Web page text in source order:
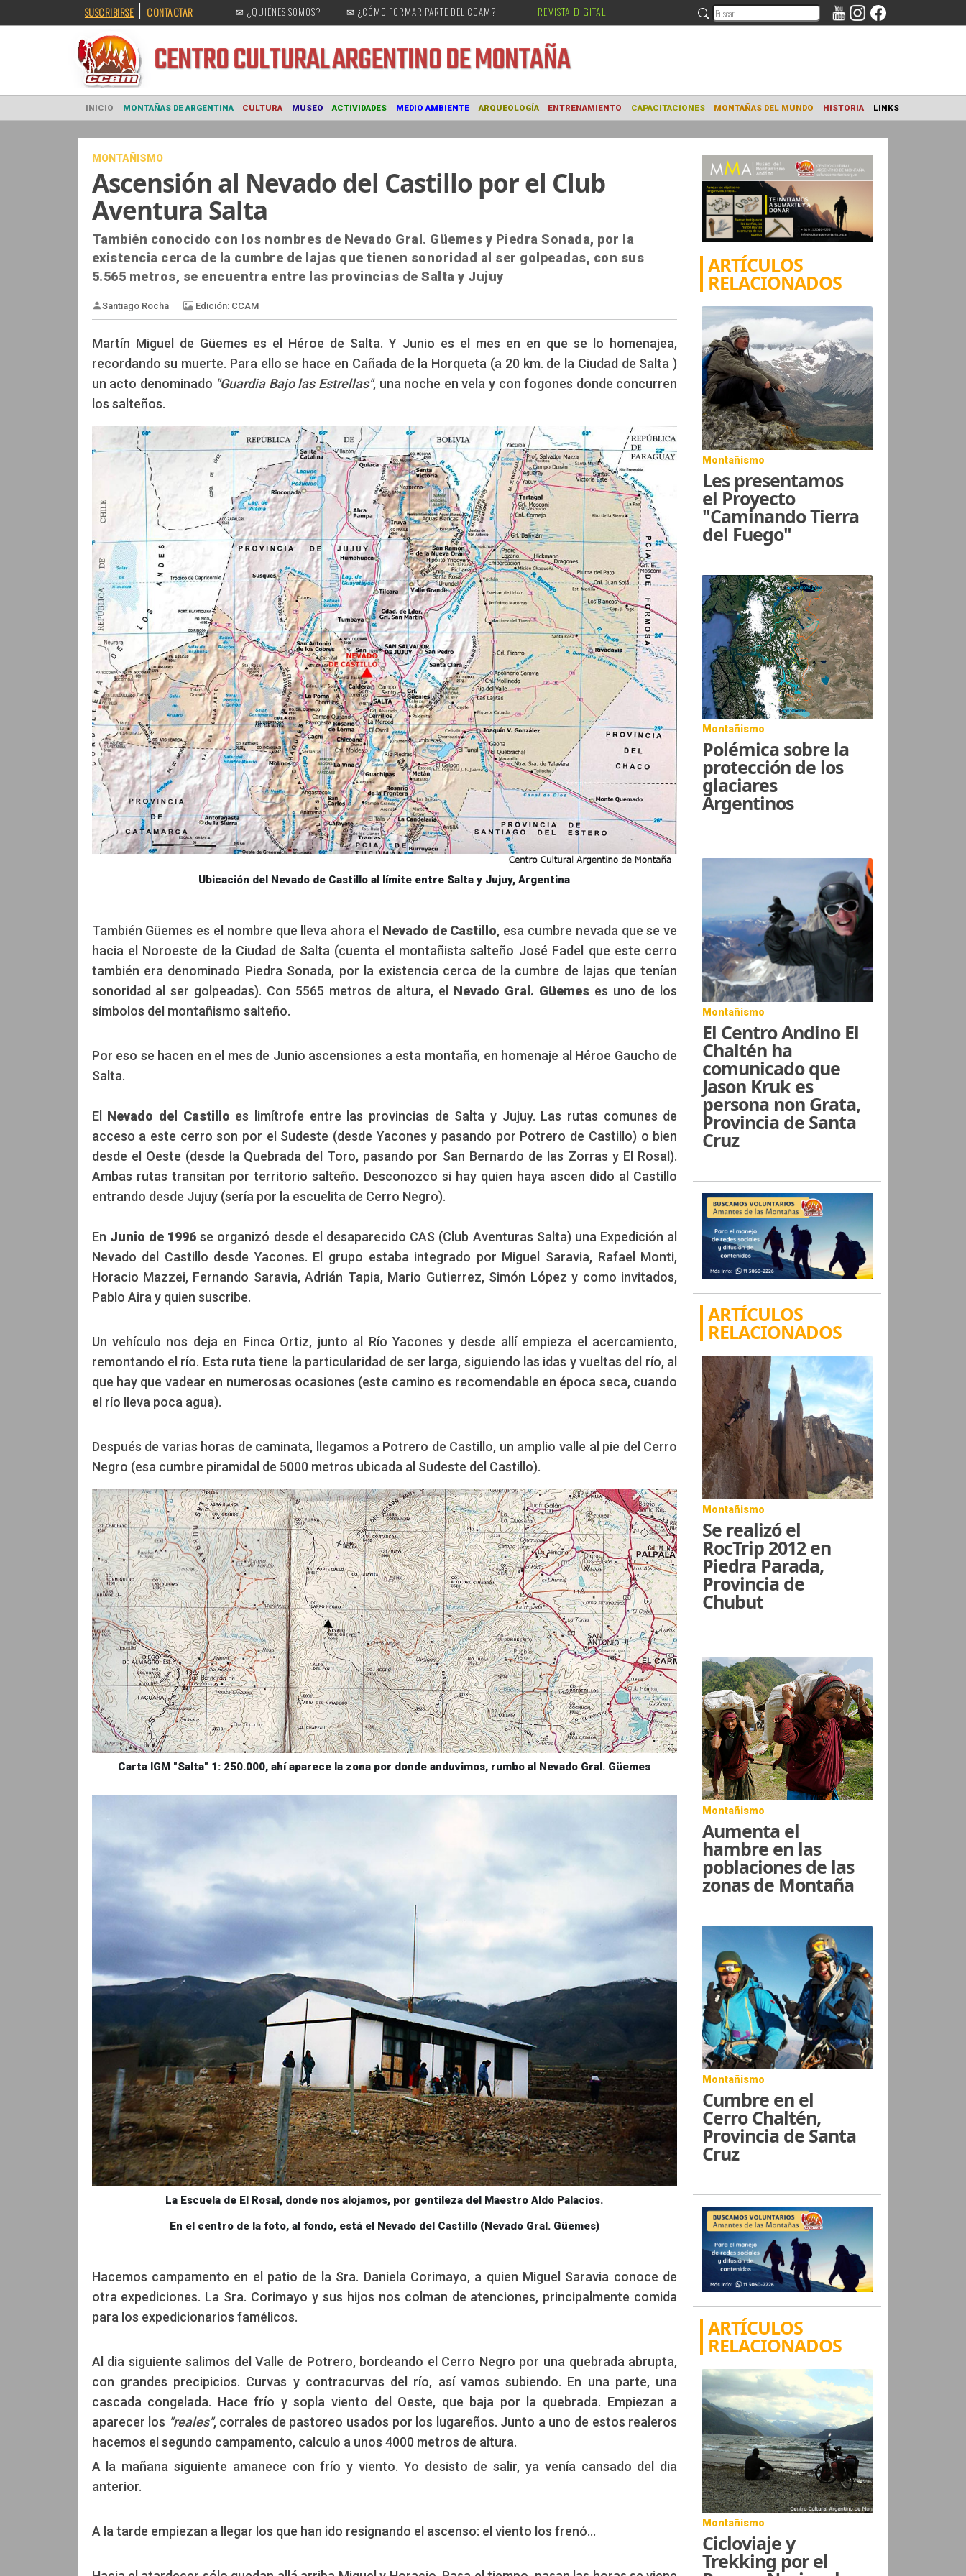
SUSCRIBIRSE | CONTACTAR ✉ ¿QUIÉNES SOMOS? ✉ ¿CÓMO FORMAR PARTE DEL CCAM? REVISTA DIGITAL
CENTRO CULTURALARGENTINO DE MONTAÑA
INICIO MONTAÑAS DE ARGENTINA CULTURA MUSEO ACTIVIDADES MEDIO AMBIENTE ARQUEOLOGÍA ENTRENAMIENTO CAPACITACIONES MONTAÑAS DEL MUNDO HISTORIA
MONTAÑISMO
Ascensión al Nevado del Castillo por el Club
Aventura Salta
También conocido con los nombres de Nevado Gral. Güemes y Piedra Sonada, por la
existencia cerca de la cumbre de lajas que tienen sonoridad al ser golpeadas, con sus
5.565 metros, se encuentra entre las provincias de Salta y Jujuy
Santiago Rocha Edición: CCAM
Martín Miguel de Güemes es el Héroe de Salta. Y Junio es el mes en en que se lo homenajea,
recordando su muerte. Para ello se hace en Cañada de la Horqueta (a 20 km. de la Ciudad de Salta )
un acto denominado "Guardia Bajo las Estrellas", una noche en vela y con fogones donde concurren
los salteños.
Ubicación del Nevado de Castillo al límite entre Salta y Jujuy, Argentina
También Güemes es el nombre que lleva ahora el Nevado de Castillo, esa cumbre nevada que se ve
hacia el Noroeste de la Ciudad de Salta (cuenta el montañista salteño José Fadel que este cerro
también era denominado Piedra Sonada, por la existencia cerca de la cumbre de lajas que tenían
sonoridad al ser golpeadas). Con 5565 metros de altura, el Nevado Gral. Güemes es uno de los
símbolos del montañismo salteño.
Por eso se hacen en el mes de Junio ascensiones a esta montaña, en homenaje al Héroe Gaucho de
Salta.
El Nevado del Castillo es limítrofe entre las provincias de Salta y Jujuy. Las rutas comunes de
acceso a este cerro son por el Sudeste (desde Yacones y pasando por Potrero de Castillo) o bien
desde el Oeste (desde la Quebrada del Toro, pasando por San Bernardo de las Zorras y El Rosal).
Ambas rutas transitan por territorio salteño. Desconozco si hay quien haya ascen dido al Castillo
entrando desde Jujuy (sería por la escuelita de Cerro Negro).
En Junio de 1996 se organizó desde el desaparecido CAS (Club Aventuras Salta) una Expedición al
Nevado del Castillo desde Yacones. El grupo estaba integrado por Miguel Saravia, Rafael Monti,
Horacio Mazzei, Fernando Saravia, Adrián Tapia, Mario Gutierrez, Simón López y como invitados,
Pablo Aira y quien suscribe.
Un vehículo nos deja en Finca Ortiz, junto al Río Yacones y desde allí empieza el acercamiento,
remontando el río. Esta ruta tiene la particularidad de ser larga, siguiendo las idas y vueltas del río, al
que hay que vadear en numerosas ocasiones (este camino es recomendable en época seca, cuando
el río lleva poca agua).
Después de varias horas de caminata, llegamos a Potrero de Castillo, un amplio valle al pie del Cerro
Negro (esa cumbre piramidal de 5000 metros ubicada al Sudeste del Castillo).
Carta IGM "Salta" 1: 250.000, ahí aparece la zona por donde anduvimos, rumbo al Nevado Gral. Güemes
La Escuela de El Rosal, donde nos alojamos, por gentileza del Maestro Aldo Palacios.
En el centro de la foto, al fondo, está el Nevado del Castillo (Nevado Gral. Güemes)
Hacemos campamento en el patio de la Sra. Daniela Corimayo, a quien Miguel Saravia conoce de
otra expediciones. La Sra. Corimayo y sus hijos nos colman de atenciones, principalmente comida
para los expedicionarios famélicos.
Al dia siguiente salimos del Valle de Potrero, bordeando el Cerro Negro por una quebrada abrupta,
con grandes precipicios. Curvas y contracurvas del río, así vamos subiendo. En una parte, una
cascada congelada. Hace frío y sopla viento del Oeste, que baja por la quebrada. Empiezan a
aparecer los "reales", corrales de pastoreo usados por los lugareños. Junto a uno de estos realeros
hacemos el segundo campamento, calculo a unos 4000 metros de altura.
A la mañana siguiente amanece con frío y viento. Yo desisto de salir, ya venía cansado del dia
anterior.
A la tarde empiezan a llegar los que han ido resignando el ascenso: el viento los frenó...
ARTÍCULOS
RELACIONADOS
Montañismo
Les presentamos
el Proyecto
"Caminando Tierra
del Fuego"
Montañismo
Polémica sobre la
protección de los
glaciares
Argentinos
Montañismo
El Centro Andino El
Chaltén ha
comunicado que
Jason Kruk es
persona non Grata,
Provincia de Santa
Cruz
ARTÍCULOS
RELACIONADOS
Montañismo
Se realizó el
RocTrip 2012 en
Piedra Parada,
Provincia de
Chubut
Montañismo
Aumenta el
hambre en las
poblaciones de las
zonas de Montaña
Montañismo
Cumbre en el
Cerro Chaltén,
Provincia de Santa
Cruz
ARTÍCULOS
RELACIONADOS
Montañismo
Cicloviaje y
Trekking por el